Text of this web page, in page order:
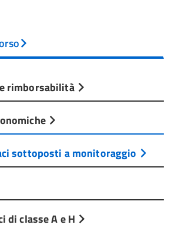
rimborsabilità
sottoposti a monitoraggio
di classe A e H